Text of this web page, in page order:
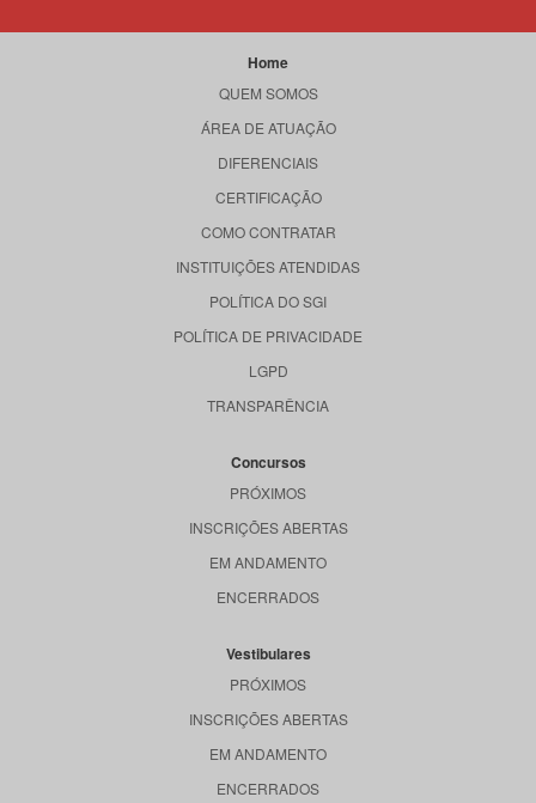
Home
QUEM SOMOS
ÁREA DE ATUAÇÃO
DIFERENCIAIS
CERTIFICAÇÃO
COMO CONTRATAR
INSTITUIÇÕES ATENDIDAS
POLÍTICA DO SGI
POLÍTICA DE PRIVACIDADE
LGPD
TRANSPARÊNCIA
Concursos
PRÓXIMOS
INSCRIÇÕES ABERTAS
EM ANDAMENTO
ENCERRADOS
Vestibulares
PRÓXIMOS
INSCRIÇÕES ABERTAS
EM ANDAMENTO
ENCERRADOS